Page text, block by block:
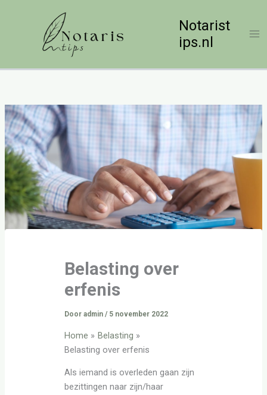
Notarist
ips.nl
Belasting over
erfenis
Door admin / 5 november 2022
Home
Belasting
Belasting over erfenis
Als iemand is overleden gaan zijn
bezittingen naar zijn/haar